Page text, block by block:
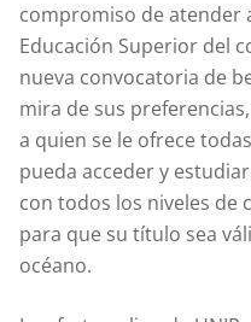
compromiso de atender
Educación Superior del
nueva convocatoria de
mira de sus
a quien se le ofrece
pueda acceder y
con todos los niveles de
para que su título sea
océano.